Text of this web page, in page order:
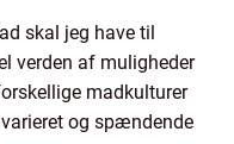
skal jeg have til
verden af muligheder
madkulturer
og spændende